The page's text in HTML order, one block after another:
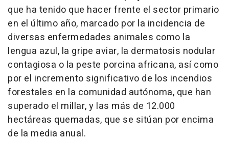
que ha tenido que hacer frente el sector primario
en el último año, marcado por la incidencia de
diversas enfermedades animales como la
lengua azul, la gripe aviar, la dermatosis nodular
contagiosa o la peste porcina africana, así como
por el incremento significativo de los incendios
forestales en la comunidad autónoma, que han
superado el millar, y las más de 12.000
hectáreas quemadas, que se sitúan por encima
de la media anual.